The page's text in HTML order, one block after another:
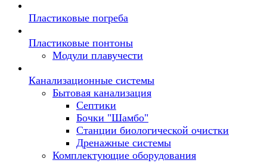
Пластиковые погреба
Пластиковые понтоны
Модули плавучести
Канализационные системы
Бытовая канализация
Септики
Бочки "Шамбо"
Станции биологической очистки
Дренажные системы
Комплектующие оборудования